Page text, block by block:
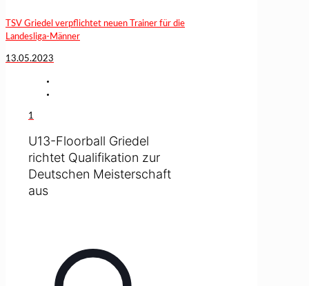
TSV Griedel verpflichtet neuen Trainer für die
Landesliga-Männer
13.05.2023
1
U13-Floorball Griedel
richtet Qualifikation zur
Deutschen Meisterschaft
aus